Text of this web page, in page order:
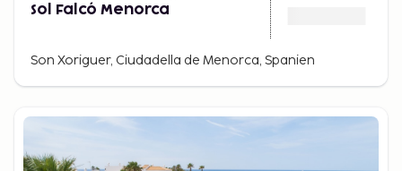
Sol Falcó Menorca
Son Xoriguer, Ciudadella de Menorca, Spanien